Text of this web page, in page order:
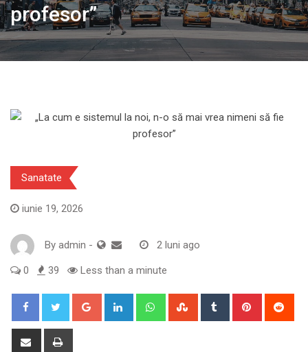
profesor”
Sanatate
iunie 19, 2026
By admin - 2 luni ago
0 39 Less than a minute
Google+ LinkedIn WhatsappStumbleUpon
Tumblr Pinterest
Share